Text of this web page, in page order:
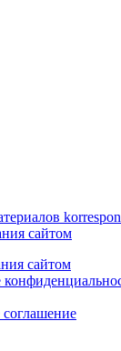
сайтом
сайтом
соглашение